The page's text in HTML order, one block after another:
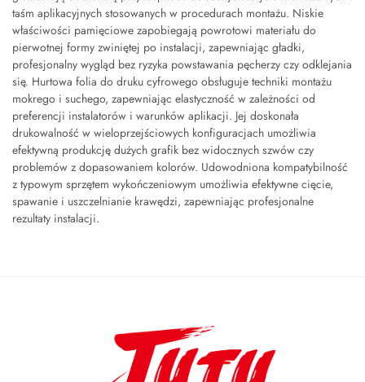
taśm aplikacyjnych stosowanych w procedurach montażu. Niskie
właściwości pamięciowe zapobiegają powrotowi materiału do
pierwotnej formy zwiniętej po instalacji, zapewniając gładki,
profesjonalny wygląd bez ryzyka powstawania pęcherzy czy odklejania
się. Hurtowa folia do druku cyfrowego obsługuje techniki montażu
mokrego i suchego, zapewniając elastyczność w zależności od
preferencji instalatorów i warunków aplikacji. Jej doskonała
drukowalność w wieloprzejściowych konfiguracjach umożliwia
efektywną produkcję dużych grafik bez widocznych szwów czy
problemów z dopasowaniem kolorów. Udowodniona kompatybilność
z typowym sprzętem wykończeniowym umożliwia efektywne cięcie,
spawanie i uszczelnianie krawędzi, zapewniając profesjonalne
rezultaty instalacji.